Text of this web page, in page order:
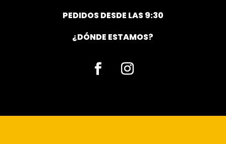
PEDIDOS DESDE LAS 9:30
¿DÓNDE ESTAMOS?